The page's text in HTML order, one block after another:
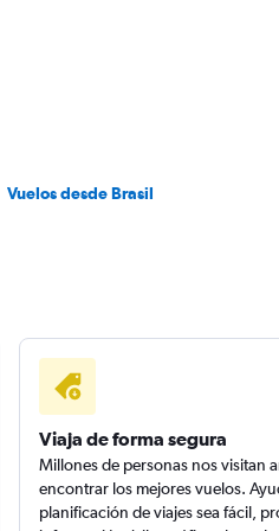
Vuelos desde Brasil
Viaja de forma segura
Millones de personas nos visitan
encontrar los mejores vuelos.
planificación de viajes sea fácil,